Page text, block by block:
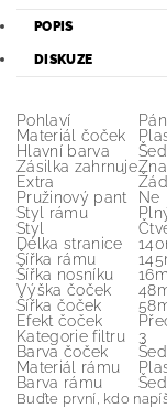
POPIS
DISKUZE
Pohlaví
Materiál čoček
Hlavní barva
Zásilka zahrnuje
Extra
Pružinový pant
Ne
Styl rámu
Styl
Délka stranice
Šířka rámu
Šířka nosníku
Výška čoček
Šířka čoček
Efekt čoček
Kategorie filtru
3
Barva čoček
Materiál rámu
Barva rámu
Buďte první, kdo